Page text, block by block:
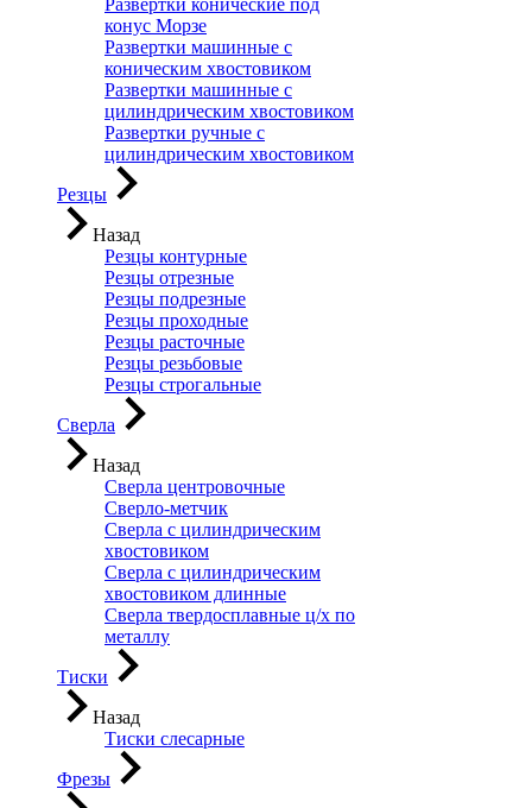
Развертки конические под
конус Морзе
Развертки машинные с
коническим хвостовиком
Развертки машинные с
цилиндрическим хвостовиком
Развертки ручные с
цилиндрическим хвостовиком
Резцы
Назад
Резцы контурные
Резцы отрезные
Резцы подрезные
Резцы проходные
Резцы расточные
Резцы резьбовые
Резцы строгальные
Сверла
Назад
Сверла центровочные
Сверло-метчик
Сверла с цилиндрическим
хвостовиком
Сверла с цилиндрическим
хвостовиком длинные
Сверла твердосплавные ц/х по
металлу
Тиски
Назад
Тиски слесарные
Фрезы